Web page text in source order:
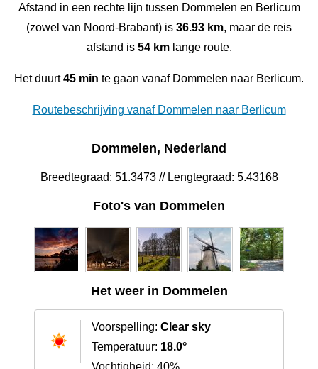
Afstand in een rechte lijn tussen Dommelen en Berlicum
(zowel van Noord-Brabant) is 36.93 km, maar de reis
afstand is 54 kmlange route.
Het duurt45 min te gaan vanaf Dommelen naar Berlicum.
Routebeschrijving vanaf Dommelen naar Berlicum
Dommelen, Nederland
Breedtegraad: 51.3473 // Lengtegraad: 5.43168
Foto's van Dommelen
Het weer in Dommelen
Voorspelling: Clear sky
Temperatuur: 18.0°